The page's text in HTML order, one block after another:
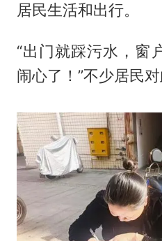
居民生活和出行。
“出门就踩污水，窗
闹心了！”不少居民对